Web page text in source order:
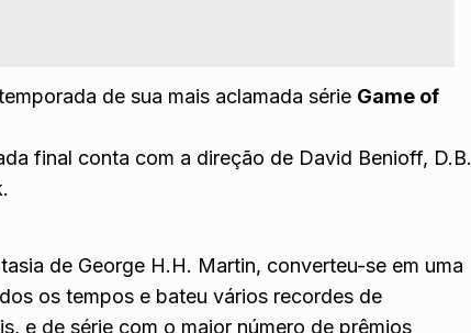
de sua mais aclamada série Game of
final conta com a direção de David Benioff, D.B.
de George H.H. Martin, converteu-se em uma
os tempos e bateu vários recordes de
e de série com o maior número de prêmios